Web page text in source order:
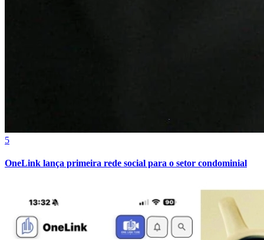
Bragantino
5
OneLink lança primeira rede social para o setor condominial